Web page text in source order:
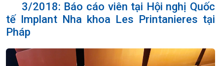
3/2018: Báo cáo viên tại Hội nghị Quốc
tế Implant Nha khoa Les Printanieres tại
Pháp